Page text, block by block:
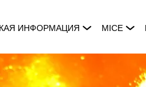
ИНФОРМАЦИЯ MICE